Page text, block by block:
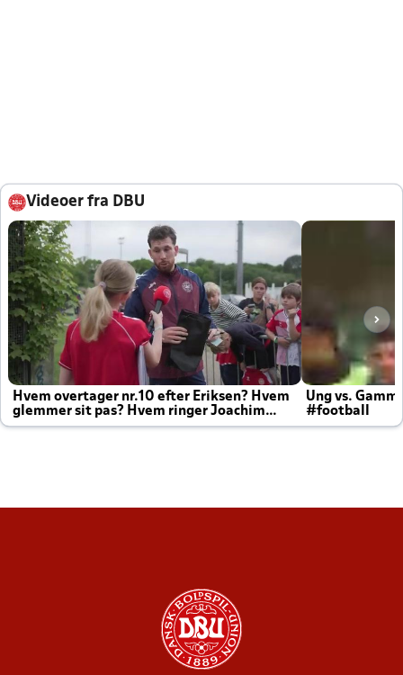
Videoer fra DBU
Hvem overtager nr.10 efter Eriksen? Hvem
glemmer sit pas? Hvem ringer Joachim
altid til efter kampe?
Ung vs.
#football